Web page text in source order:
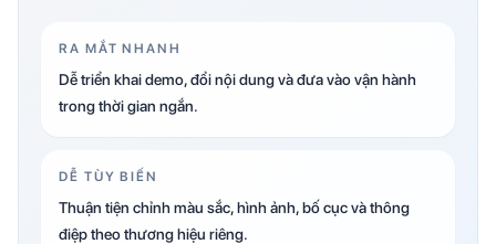
RA MẮT NHANH
Dễ triển khai demo, đổi nội dung và đưa vào vận hành
trong thời gian ngắn.
DỄ TÙY BIẾN
Thuận tiện chỉnh màu sắc, hình ảnh, bố cục và thông
điệp theo thương hiệu riêng.